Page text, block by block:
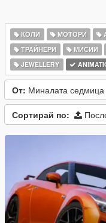
КОЛИ МОТОРИ
ТРАЙНЕРИ
МИСИИ
JEWELLERY
От: Миналата седмица
Сортирай по: